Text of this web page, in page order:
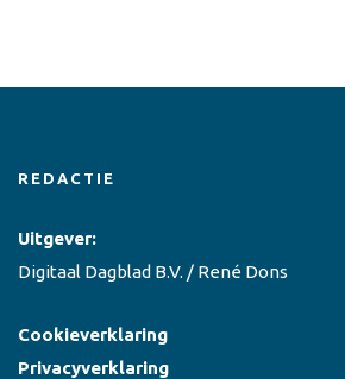
REDACTIE
Uitgever:
Digitaal Dagblad B.V. / René Dons
Cookieverklaring
Privacyverklaring